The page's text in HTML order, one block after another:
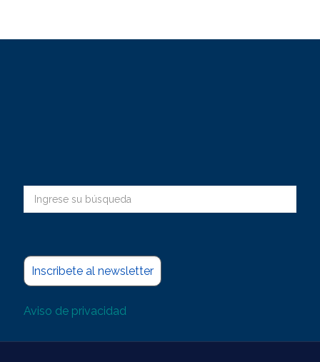
Inscribete al newsletter
Aviso de privacidad